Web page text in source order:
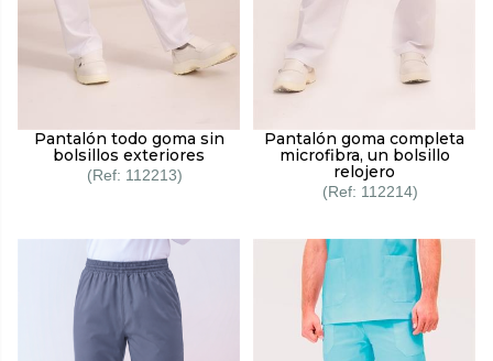
Pantalón todo goma sin
bolsillos exteriores
112213
Pantalón goma completa
microfibra, un bolsillo
relojero
112214